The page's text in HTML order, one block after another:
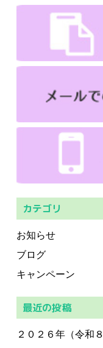
カテゴリ
お知らせ
ブログ
キャンペーン
最近の投稿